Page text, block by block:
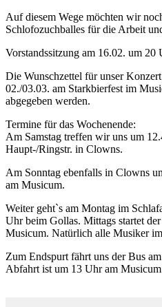
Auf diesem Wege möchten wir
Schlofozuchballes für die Arbeit
Vorstandssitzung am 16.02. um 20
Die Wunschzettel für unser
02./03.03. am Starkbierfest im
abgegeben werden.
Termine für das Wochenende:
Am Samstag treffen wir uns um
Haupt-/Ringstr. in Clowns.
Am Sonntag ebenfalls in Clowns
am Musicum.
Weiter geht`s am Montag im
Uhr beim Gollas. Mittags startet
Musicum. Natürlich alle Musiker
Zum Endspurt fährt uns der Bus
Abfahrt ist um 13 Uhr am